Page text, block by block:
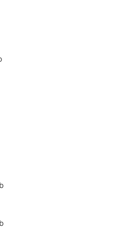
記錄.jpg 378.17kb
表